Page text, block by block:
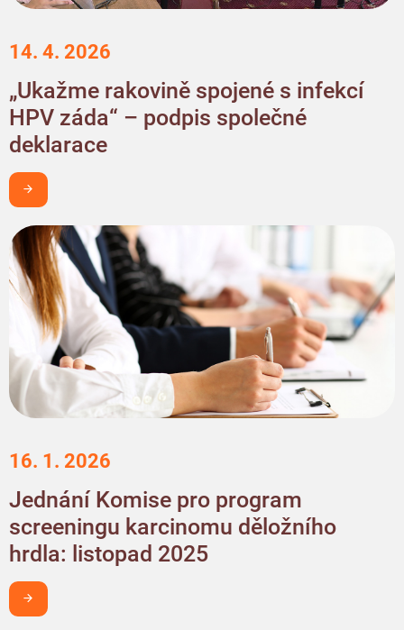
14. 4. 2026
„Ukažme rakovině spojené s infekcí
HPV záda“ – podpis společné
deklarace
16. 1. 2026
Jednání Komise pro program
screeningu karcinomu děložního
hrdla: listopad 2025